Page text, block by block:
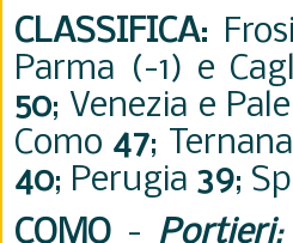
CLASSIFICA:
Parma (-1) e
50; Venezia e
Como 47;
40; Perugia 39;
COMO - Portieri: